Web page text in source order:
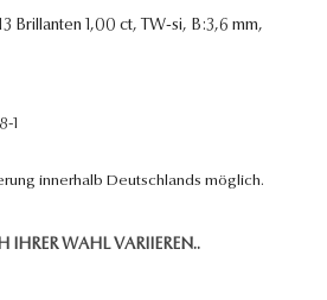
Brillanten 1,00 ct, TW-si, B:3,6 mm,
1
innerhalb Deutschlands möglich.
IHRER WAHL VARIIEREN..